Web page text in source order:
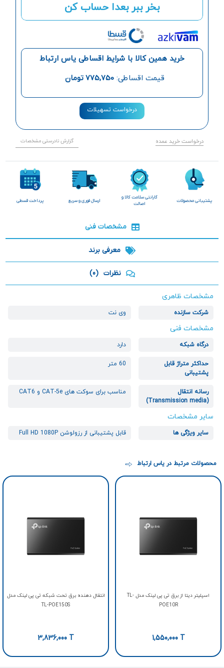
بخر ببر بعدا حساب کن
خرید همین کالا با شرایط اقساطی یاس ارتباط
قیمت اقساطی:775,750 تومان
درخواست تسهیلات
درخواست خرید عمده گزارش نادرستی مشخصات
پشتیبانی محصولات
گارانتی سلامت کالا و
اصالت
ارسال فوری و سریع پرداخت قسطی
مشخصات فنی
معرفی برند
نظرات (0)
مشخصات ظاهری
شرکت سازنده وی نت
مشخصات فنی
درگاه شبکه دارد
حداکثر متراژ قابل
پشتیبانی
60 متر
رسانه انتقال
(Transmission media)
مناسب برای سوکت های CAT-5e و CAT6
سایر مشخصات
سایر ویژگی ها قابل پشتیبانی از رزولوشن Full HD 1080P
محصولات مرتبط در یاس ارتباط
اسپلیتر دیتا از برق تی‌ پی لینک مدل TL-
POE10R
1,550,000T
انتقال دهنده برق تحت شبکه تی‌ پی لینک مدل
TL-POE150S
3,836,000 T